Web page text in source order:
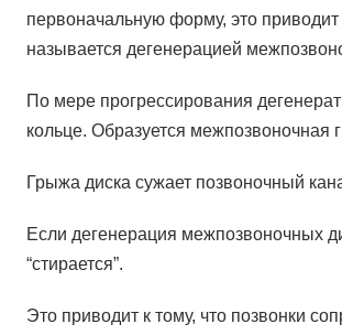
первоначальную форму, это
называется дегенерацией
По мере прогрессирования
кольце. Образуется межпозвоночная
Грыжа диска сужает позвоночный
Если дегенерация межпозвоночных
“стирается”.
Это приводит к тому, что позвонки